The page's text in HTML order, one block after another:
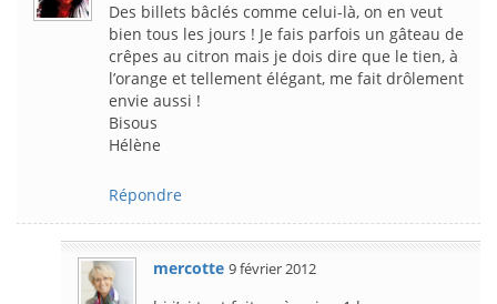
Des billets bâclés comme celui-là, on en veut
bien tous les jours ! Je fais parfois un gâteau de
crêpes au citron mais je dois dire que le tien, à
l’orange et tellement élégant, me fait drôlement
envie aussi !
Bisous
Hélène
Répondre
mercotte 9 février 2012